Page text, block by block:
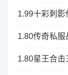
1.99十彩刺影
1.80传奇私服
1.80星王合击